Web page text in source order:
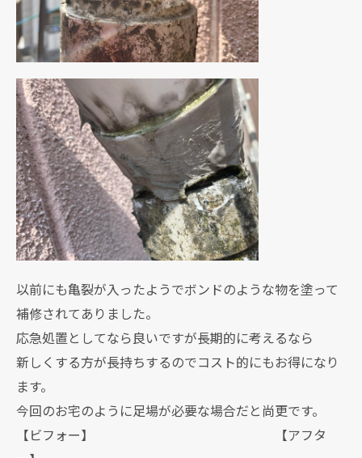
以前にも亀裂が入ったようでボンドのような物を塗って
補修されてありました。
応急処置としてなら良いですが長期的に考えるなら
新しくする方が長持ちするのでコスト的にもお得になり
ます。
今回のお宅のように足場が必要な場合だと尚更です。
【ビフォー】 【アフタ